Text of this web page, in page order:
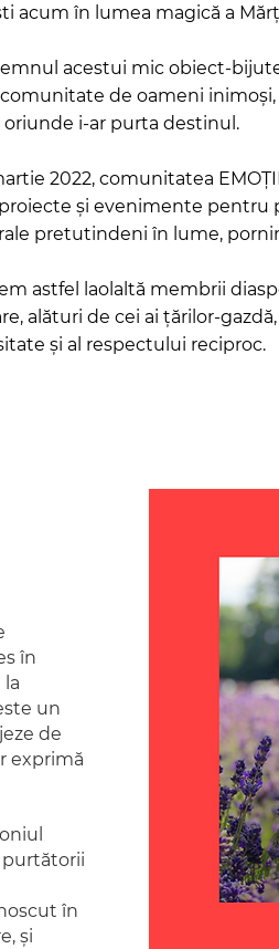
acum în lumea magică a
acestui mic obiect-
comunitate de oameni
oriunde i-ar purta destinul.
2022, comunitatea
și evenimente pentru
pretutindeni în lume,
astfel laolaltă membrii
alături de cei ai țărilor-
și al respectului reciproc.
în
la
un
de
exprimă
purtătorii
în
și